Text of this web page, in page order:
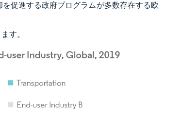
促進する政府プログラムが多数存在する欧
す。